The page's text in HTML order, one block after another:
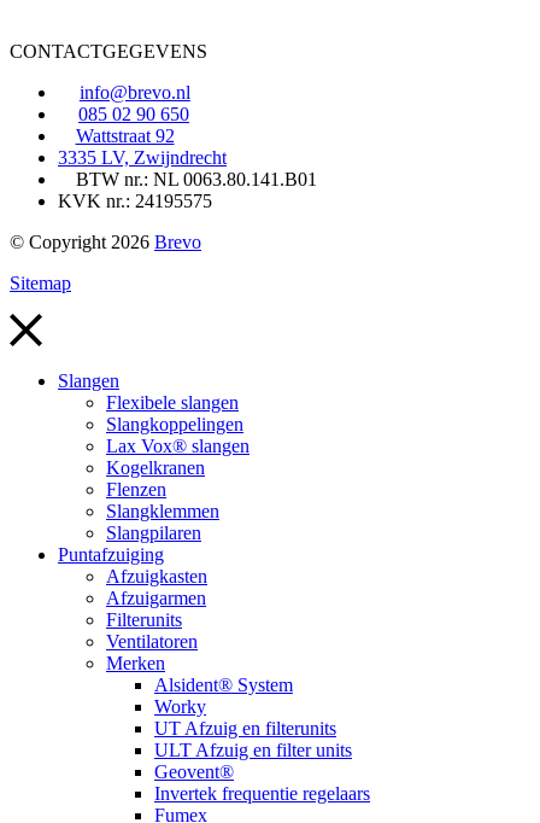
CONTACTGEGEVENS
info@brevo.nl
085 02 90 650
Wattstraat 92
3335 LV, Zwijndrecht
BTW nr.: NL 0063.80.141.B01
KVK nr.: 24195575
© Copyright 2026 Brevo
Sitemap
Slangen
Flexibele slangen
Slangkoppelingen
Lax Vox® slangen
Kogelkranen
Flenzen
Slangklemmen
Slangpilaren
Puntafzuiging
Afzuigkasten
Afzuigarmen
Filterunits
Ventilatoren
Merken
Alsident® System
Worky
UT Afzuig en filterunits
ULT Afzuig en filter units
Geovent®
Invertek frequentie regelaars
Fumex